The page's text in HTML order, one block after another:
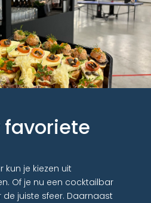
favoriete
kun je kiezen uit
Of je nu een cocktailbar
de juiste sfeer. Daarnaast